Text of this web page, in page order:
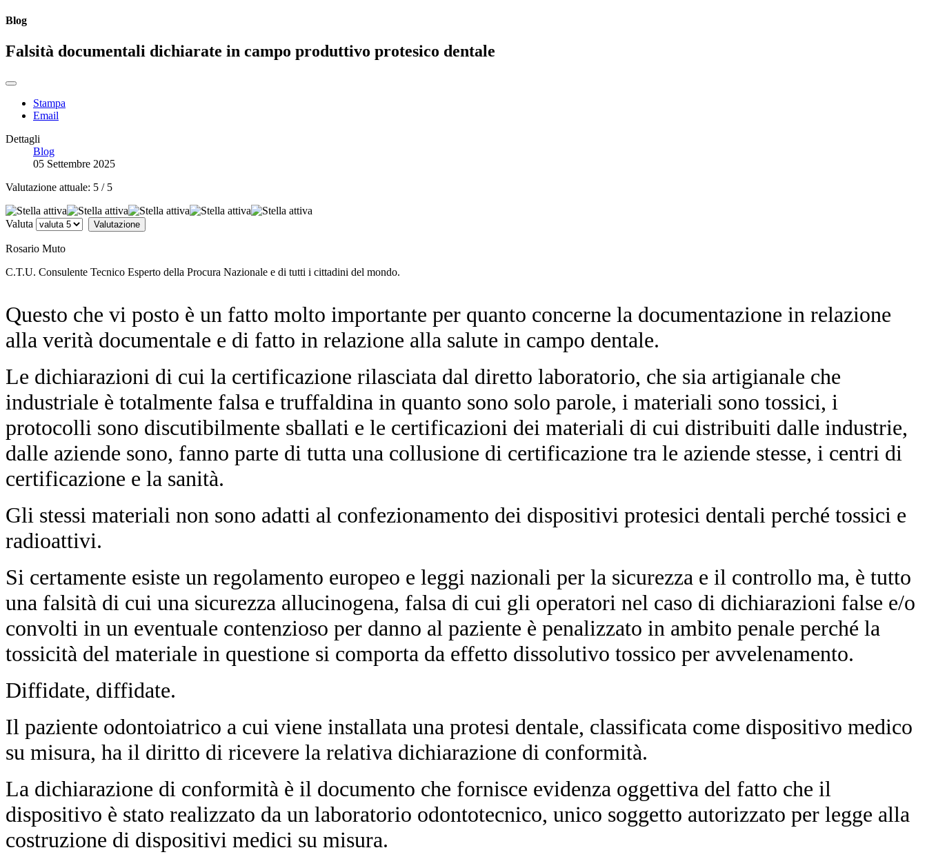
Blog
Falsità documentali dichiarate in campo produttivo protesico dentale
Stampa
Email
Dettagli
Blog
05 Settembre 2025
Valutazione attuale: 5 / 5
Valuta
Rosario Muto
C.T.U. Consulente Tecnico Esperto della Procura Nazionale e di tutti i cittadini del mondo.
Questo che vi posto è un fatto molto importante per quanto concerne la documentazione in relazione
alla verità documentale e di fatto in relazione alla salute in campo dentale.
Le dichiarazioni di cui la certificazione rilasciata dal diretto laboratorio, che sia artigianale che
industriale è totalmente falsa e truffaldina in quanto sono solo parole, i materiali sono tossici, i
protocolli sono discutibilmente sballati e le certificazioni dei materiali di cui distribuiti dalle industrie,
dalle aziende sono, fanno parte di tutta una collusione di certificazione tra le aziende stesse, i centri di
certificazione e la sanità.
Gli stessi materiali non sono adatti al confezionamento dei dispositivi protesici dentali perché tossici e
radioattivi.
Si certamente esiste un regolamento europeo e leggi nazionali per la sicurezza e il controllo ma, è tutto
una falsità di cui una sicurezza allucinogena, falsa di cui gli operatori nel caso di dichiarazioni false e/o
convolti in un eventuale contenzioso per danno al paziente è penalizzato in ambito penale perché la
tossicità del materiale in questione si comporta da effetto dissolutivo tossico per avvelenamento.
Diffidate, diffidate.
Il paziente odontoiatrico a cui viene installata una protesi dentale, classificata come dispositivo medico
su misura, ha il diritto di ricevere la relativa dichiarazione di conformità.
La dichiarazione di conformità è il documento che fornisce evidenza oggettiva del fatto che il
dispositivo è stato realizzato da un laboratorio odontotecnico, unico soggetto autorizzato per legge alla
costruzione di dispositivi medici su misura.